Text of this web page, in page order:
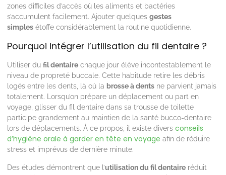
zones difficiles d’accès où les aliments et bactéries
s’accumulent facilement. Ajouter quelques gestes
simples étoffe considérablement la routine quotidienne.
Pourquoi intégrer l’utilisation du fil dentaire ?
Utiliser du fil dentaire chaque jour élève incontestablement le
niveau de propreté buccale. Cette habitude retire les débris
logés entre les dents, là où la brosse à dents ne parvient jamais
totalement. Lorsqu’on prépare un déplacement ou part en
voyage, glisser du fil dentaire dans sa trousse de toilette
participe grandement au maintien de la santé bucco-dentaire
lors de déplacements. À ce propos, il existe divers conseils
d’hygiène orale à garder en tête en voyage afin de réduire
stress et imprévus de dernière minute.
Des études démontrent que l’utilisation du fil dentaire réduit